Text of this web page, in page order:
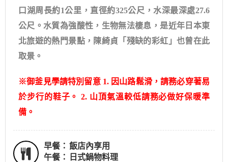
口湖周長約1公里，直徑約325公尺，水深最深處27.6
公尺。水質為強酸性，生物無法棲息，是近年日本東
北旅遊的熱門景點，陳綺貞「殘缺的彩虹」也曾在此
取景。
※御釜見學請特別留意 1. 因山路鬆滑，請務必穿著易
於步行的鞋子。 2. 山頂氣溫較低請務必做好保暖準
備。
早餐： 飯店內享用
午餐：
日式鍋物料理